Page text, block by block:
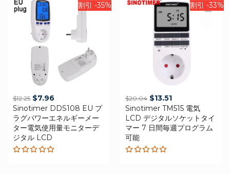
割引 -35%
$12.25 Original
price
was:
$12.25.
$7.96
price
is:
$7.96.
Sinotimer DDS108 EU プ
ラグパワーエネルギーメー
ター電気使用量モニターデ
ジタル LCD
割引 -33%
$20.04 Original
price
was:
$20.04.
$13.51Current
price
is:
$13.51.
Sinotimer TM515 電気
LCD デジタルソケットタイ
マー 7 日間毎週プログラム
可能